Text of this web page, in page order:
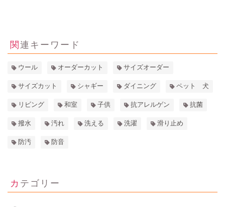
関連キーワード
ウール オーダーカット サイズオーダー
サイズカット シャギー ダイニング ペット 犬
リビング 和室 子供 抗アレルゲン 抗菌
撥水 汚れ 洗える 洗濯 滑り止め
防汚 防音
カテゴリー